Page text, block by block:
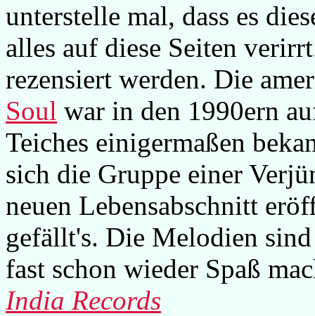
unterstelle mal, dass es
alles auf diese Seiten
rezensiert werden. Die
Soul war in den 1990ern
Teiches einigermaßen
sich die Gruppe einer
neuen Lebensabschnitt
gefällt's. Die Melodien
fast schon wieder Spaß
India Records